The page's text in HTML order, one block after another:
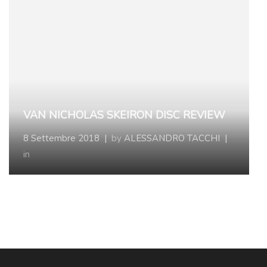
VAN NICHOLAS SKEIRON DISC REVIEW
8 Settembre 2018 | by ALESSANDRO TACCHI |
in